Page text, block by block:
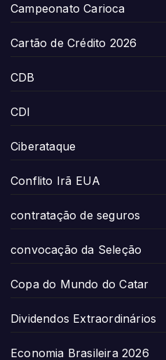
Campeonato Carioca
Cartão de Crédito 2026
CDB
CDI
Ciberataque
Conflito Irã EUA
contratação de seguros
convocação da Seleção
Copa do Mundo do Catar
Dividendos Extraordinários
Economia Brasileira 2026